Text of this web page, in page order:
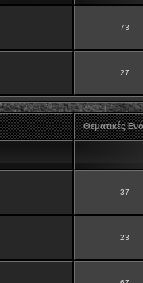
73
27
Θεματικές
37
23